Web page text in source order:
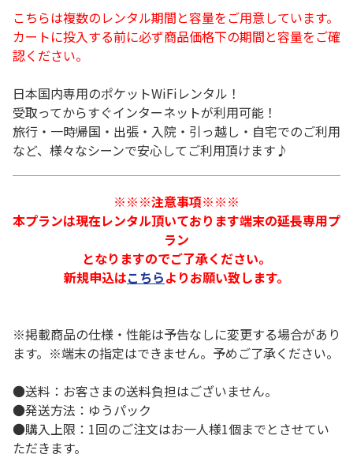
こちらは複数のレンタル期間と容量をご用意しています。
カートに投入する前に必ず商品価格下の期間と容量をご確
認ください。
日本国内専用のポケットWiFiレンタル！
受取ってからすぐインターネットが利用可能！
旅行・一時帰国・出張・入院・引っ越し・自宅でのご利用
など、様々なシーンで安心してご利用頂けます♪
※※※注意事項※※※
本プランは現在レンタル頂いております端末の延長専用プ
ラン
となりますのでご了承ください。
新規申込はこちらよりお願い致します。
※掲載商品の仕様・性能は予告なしに変更する場合があり
ます。※端末の指定はできません。予めご了承ください。
●送料：お客さまの送料負担はございません。
●発送方法：ゆうパック
●購入上限：1回のご注文はお一人様1個までとさせてい
ただきます。